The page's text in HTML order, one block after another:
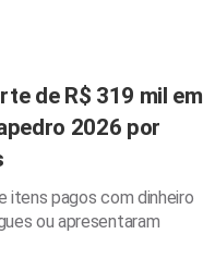
de R$ 319 mil em
2026 por
itens pagos com dinheiro
ou apresentaram